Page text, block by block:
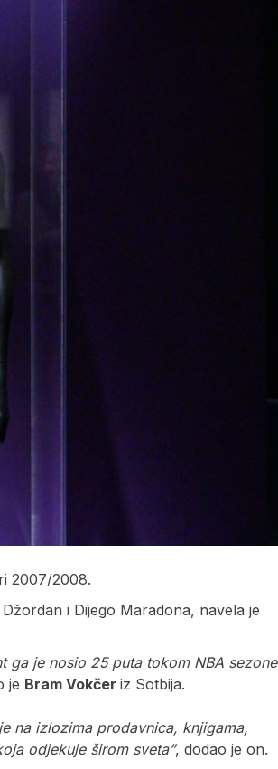
2007/2008.
i Dijego Maradona, navela je
ga je nosio 25 puta tokom NBA sezone
je Bram Vokčer iz Sotbija.
na izlozima prodavnica, knjigama,
odjekuje širom sveta”, dodao je on.